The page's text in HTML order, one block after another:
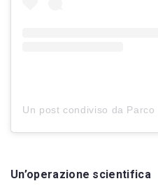
Un’operazione scientifica